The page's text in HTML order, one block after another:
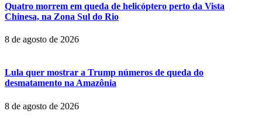
Quatro morrem em queda de helicóptero perto da Vista
Chinesa, na Zona Sul do Rio
8 de agosto de 2026
Lula quer mostrar a Trump números de queda do
desmatamento na Amazônia
8 de agosto de 2026